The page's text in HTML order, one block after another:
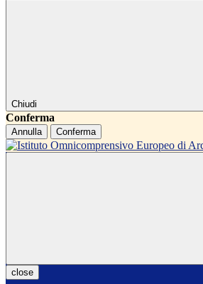
Chiudi
Conferma
Annulla Conferma
close